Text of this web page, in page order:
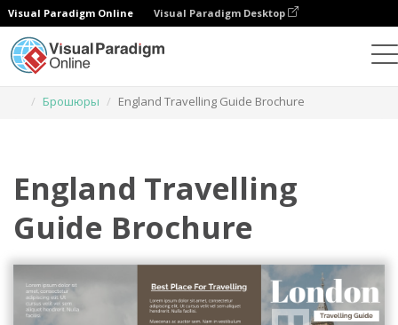
Visual Paradigm Online Visual Paradigm Desktop
Брошюры
England Travelling Guide Brochure
England Travelling
Guide Brochure